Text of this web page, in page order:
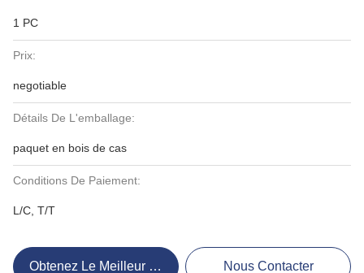
1 PC
Prix:
negotiable
Détails De L'emballage:
paquet en bois de cas
Conditions De Paiement:
L/C, T/T
Obtenez Le Meilleur Prix Nous Contacter